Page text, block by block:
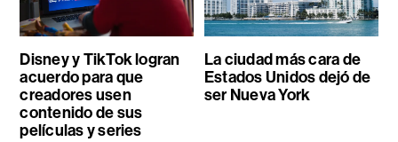
Disney y TikTok logran
acuerdo para que
creadores usen
contenido de sus
películas y series
La ciudad más cara de
Estados Unidos dejó de
ser Nueva York